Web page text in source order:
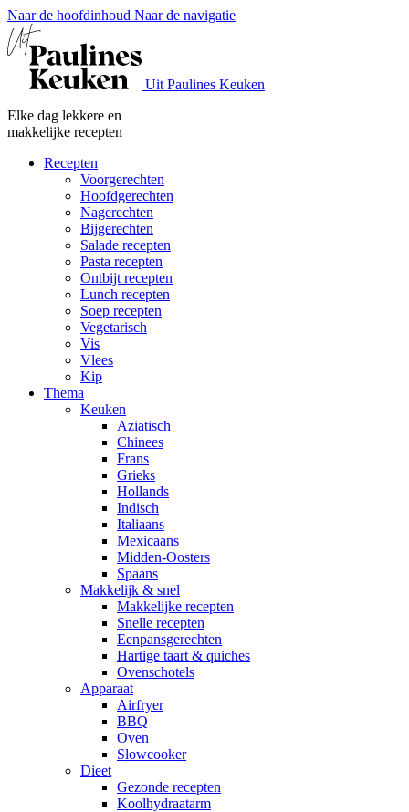
Naar de hoofdinhoud Naar de navigatie
Uit Paulines Keuken
Elke dag lekkere en
makkelijke recepten
Recepten
Voorgerechten
Hoofdgerechten
Nagerechten
Bijgerechten
Salade recepten
Pasta recepten
Ontbijt recepten
Lunch recepten
Soep recepten
Vegetarisch
Vis
Vlees
Kip
Thema
Keuken
Aziatisch
Chinees
Frans
Grieks
Hollands
Indisch
Italiaans
Mexicaans
Midden-Oosters
Spaans
Makkelijk & snel
Makkelijke recepten
Snelle recepten
Eenpansgerechten
Hartige taart & quiches
Ovenschotels
Apparaat
Airfryer
BBQ
Oven
Slowcooker
Dieet
Gezonde recepten
Koolhydraatarm